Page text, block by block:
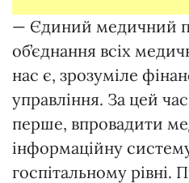
— Єдиний медичний
об’єднання всіх
нас є, зрозуміле
управління. За цей
перше, впровадити
інформаційну
госпітальному